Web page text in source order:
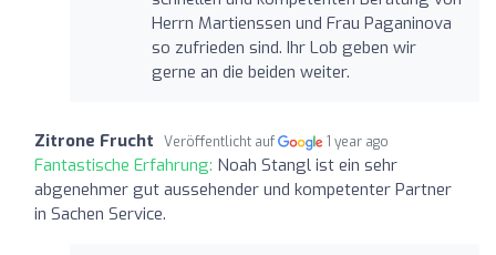
Herrn Martienssen und Frau Paganinova
so zufrieden sind. Ihr Lob geben wir
gerne an die beiden weiter.
Zitrone Frucht Veröffentlicht auf 1 year ago
Fantastische Erfahrung: Noah Stangl ist ein sehr
abgenehmer gut aussehender und kompetenter Partner
in Sachen Service.